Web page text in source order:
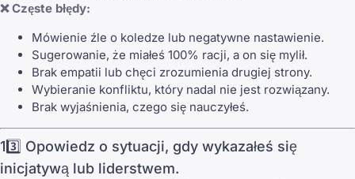
❌ Częste błędy:
Mówienie źle o koledze lub negatywne nastawienie.
Sugerowanie, że miałeś 100% racji, a on się mylił.
Brak empatii lub chęci zrozumienia drugiej strony.
Wybieranie konfliktu, który nadal nie jest rozwiązany.
Brak wyjaśnienia, czego się nauczyłeś.
13️⃣ Opowiedz o sytuacji, gdy wykazałeś się
inicjatywą lub liderstwem.